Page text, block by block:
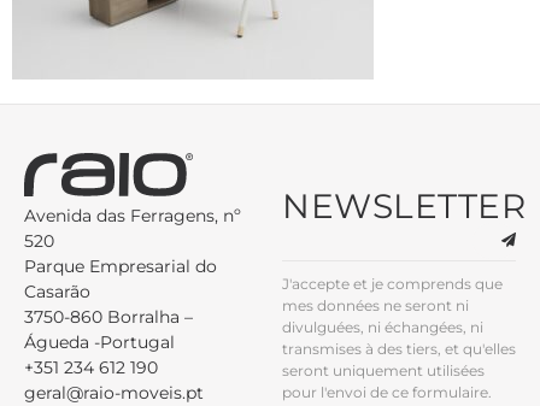
Avenida das Ferragens, nº
520
Parque Empresarial do
Casarão
3750-860 Borralha –
Águeda -Portugal
+351 234 612 190
geral@raio-moveis.pt
NEWSLETTER
J'accepte et je comprends que
mes données ne seront ni
divulguées, ni échangées, ni
transmises à des tiers, et qu'elles
seront uniquement utilisées
pour l'envoi de ce formulaire.